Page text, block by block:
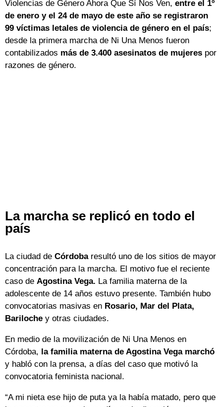
Violencias de Género Ahora Que Sí Nos Ven, entre el 1º
de enero y el 24 de mayo de este año se registraron
99 víctimas letales de violencia de género en el país;
desde la primera marcha de Ni Una Menos fueron
contabilizados más de 3.400 asesinatos de mujeres por
razones de género.
La marcha se replicó en todo el
país
La ciudad de Córdoba resultó uno de los sitios de mayor
concentración para la marcha. El motivo fue el reciente
caso de Agostina Vega. La familia materna de la
adolescente de 14 años estuvo presente. También hubo
convocatorias masivas en Rosario, Mar del Plata,
Bariloche y otras ciudades.
En medio de la movilización de Ni Una Menos en
Córdoba, la familia materna de Agostina Vega marchó
y habló con la prensa, a días del caso que motivó la
convocatoria feminista nacional.
“A mi nieta ese hijo de puta ya la había matado, pero que